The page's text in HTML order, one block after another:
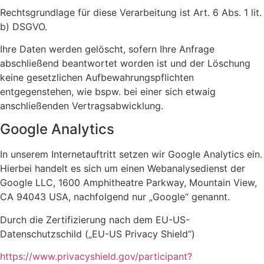
Rechtsgrundlage für diese Verarbeitung ist Art. 6 Abs. 1 lit.
b) DSGVO.
Ihre Daten werden gelöscht, sofern Ihre Anfrage
abschließend beantwortet worden ist und der Löschung
keine gesetzlichen Aufbewahrungspflichten
entgegenstehen, wie bspw. bei einer sich etwaig
anschließenden Vertragsabwicklung.
Google Analytics
In unserem Internetauftritt setzen wir Google Analytics ein.
Hierbei handelt es sich um einen Webanalysedienst der
Google LLC, 1600 Amphitheatre Parkway, Mountain View,
CA 94043 USA, nachfolgend nur „Google“ genannt.
Durch die Zertifizierung nach dem EU-US-
Datenschutzschild („EU-US Privacy Shield“)
https://www.privacyshield.gov/participant?